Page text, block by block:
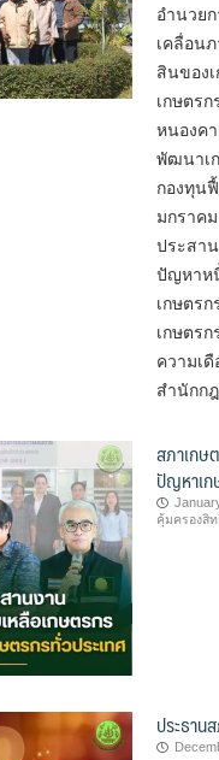
อำนวย
เคลื่อน
สินของ
เกษตร
หนองค
พัฒนาเ
กองทุน
มกราค
ประสา
ปัญหาห
เกษตร
เกษตร
ความเ
สำนักก
สภาเกษ
ปัญหาเก
คุ้มครองสิ
ประธาน